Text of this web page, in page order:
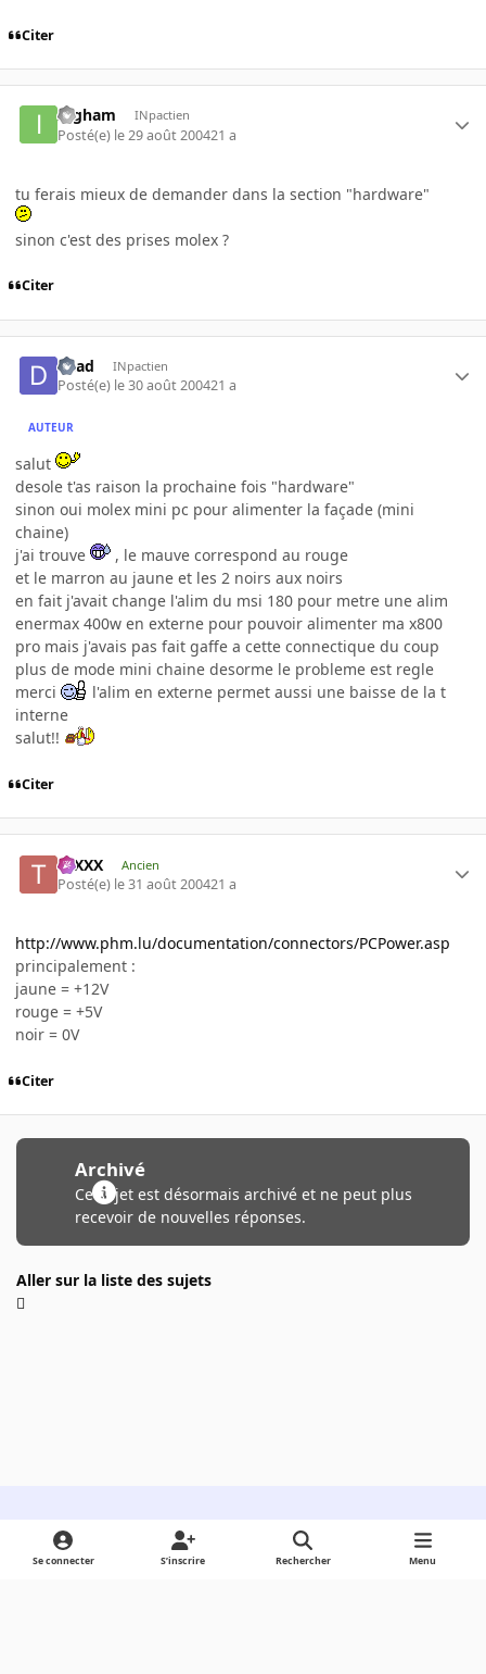
Citer
Ingham INpactien
Posté(e) le 29 août 200421 a
tu ferais mieux de demander dans la section "hardware"
sinon c'est des prises molex ?
Citer
dead INpactien
Posté(e) le 30 août 200421 a
AUTEUR
salut
desole t'as raison la prochaine fois "hardware"
sinon oui molex mini pc pour alimenter la façade (mini
chaine)
j'ai trouve
, le mauve correspond au rouge
et le marron au jaune et les 2 noirs aux noirs
en fait j'avait change l'alim du msi 180 pour metre une alim
enermax 400w en externe pour pouvoir alimenter ma x800
pro mais j'avais pas fait gaffe a cette connectique du coup
plus de mode mini chaine desorme le probleme est regle
merci
l'alim en externe permet aussi une baisse de la t
interne
salut!!
Citer
tuXXX Ancien
Posté(e) le 31 août 200421 a
http://www.phm.lu/documentation/connectors/PCPower.asp
principalement :
jaune = +12V
rouge = +5V
noir = 0V
Citer
Archivé
Ce sujet est désormais archivé et ne peut plus
recevoir de nouvelles réponses.
Aller sur la liste des sujets
Light ModeDark ModeSystem Preference
Se connecter S’inscrire Rechercher Menu